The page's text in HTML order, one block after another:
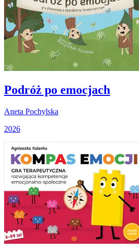
Podróż po emocjach
Aneta Pochylska
2026